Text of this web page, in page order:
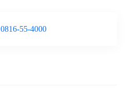
55-4000